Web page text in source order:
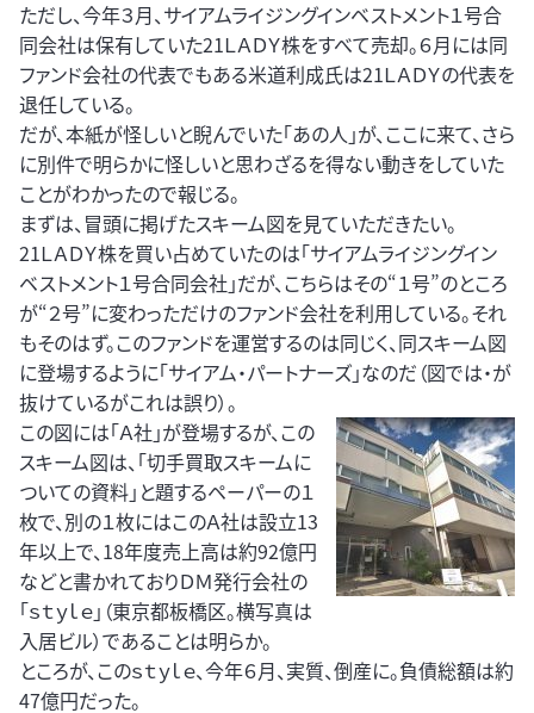
ただし、今年３月、サイアムライジングインベストメント１号合
同会社は保有していた21ＬＡＤＹ株をすべて売却。６月には同
ファンド会社の代表でもある米道利成氏は21ＬＡＤＹの代表を
退任している。
だが、本紙が怪しいと睨んでいた「あの人」が、ここに来て、さら
に別件で明らかに怪しいと思わざるを得ない動きをしていた
ことがわかったので報じる。
まずは、冒頭に掲げたスキーム図を見ていただきたい。
21ＬＡＤＹ株を買い占めていたのは「サイアムライジングイン
ベストメント１号合同会社」だが、こちらはその“１号”のところ
が“２号”に変わっただけのファンド会社を利用している。それ
もそのはず。このファンドを運営するのは同じく、同スキーム図
に登場するように「サイアム・パートナーズ」なのだ（図では・が
抜けているがこれは誤り）。
この図には「Ａ社」が登場するが、この
スキーム図は、「切手買取スキームに
ついての資料」と題するペーパーの１
枚で、別の１枚にはこのＡ社は設立13
年以上で、18年度売上高は約92億円
などと書かれておりＤＭ発行会社の
「ｓｔｙｌｅ」（東京都板橋区。横写真は
入居ビル）であることは明らか。
ところが、このｓｔｙｌｅ、今年６月、実質、倒産に。負債総額は約
47億円だった。